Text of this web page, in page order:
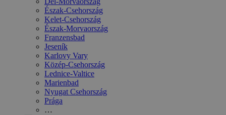
Észak-Csehország
Kelet-Csehország
Észak-Morvaország
Franzensbad
Jeseník
Karlovy Vary
Közép-Csehország
Lednice-Valtice
Marienbad
Nyugat Csehország
Prága
…